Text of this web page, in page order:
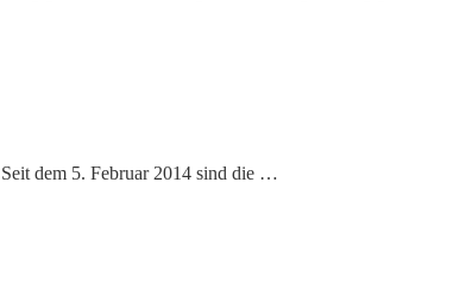
dem 5. Februar 2014 sind die …